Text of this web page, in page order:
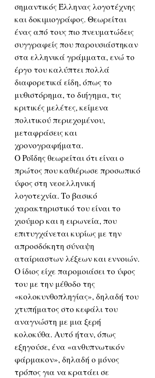
σημαντικός Έλληνας λογοτέχνης
και δοκιμιογράφος. Θεωρείται
ένας από τους πιο πνευματώδεις
συγγραφείς που παρουσιάστηκαν
στα ελληνικά γράμματα, ενώ το
έργο του καλύπτει πολλά
διαφορετικά είδη, όπως το
μυθιστόρημα, το διήγημα, τις
κριτικές μελέτες, κείμενα
πολιτικού περιεχομένου,
μεταφράσεις και
χρονογραφήματα.
Ο Ροΐδης θεωρείται ότι είναι ο
πρώτος που καθιέρωσε προσωπικό
ύφος στη νεοελληνική
λογοτεχνία. Το βασικό
χαρακτηριστικό του είναι το
χιούμορ και η ειρωνεία, που
επιτυγχάνεται κυρίως με την
απροσδόκητη σύναψη
αταίριαστων λέξεων και εννοιών.
Ο ίδιος είχε παρομοιάσει το ύφος
του με την μέθοδο της
«κολοκυνθοπληγίας», δηλαδή του
χτυπήματος στο κεφάλι του
αναγνώστη με μια ξερή
κολοκύθα. Αυτό ήταν, όπως
εξηγούσε, ένα «ανθυπνωτικόν
φάρμακον», δηλαδή ο μόνος
τρόπος για να κρατάει σε